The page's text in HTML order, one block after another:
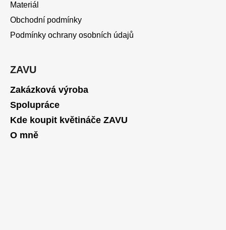
Materiál
Obchodní podmínky
Podmínky ochrany osobních údajů
ZAVU
Zakázková výroba
Spolupráce
Kde koupit květináče ZAVU
O mně